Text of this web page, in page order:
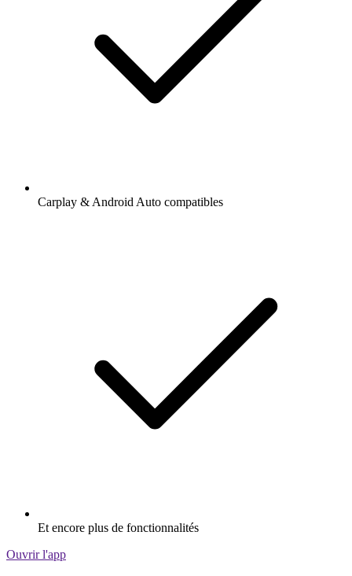
Carplay & Android Auto compatibles
Et encore plus de fonctionnalités
Ouvrir l'app